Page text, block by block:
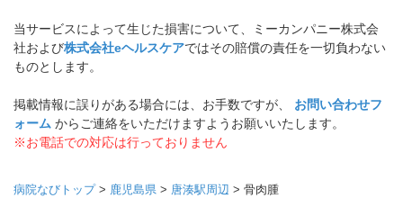
当サービスによって生じた損害について、ミーカンパニー株式会
社および株式会社eヘルスケアではその賠償の責任を一切負わない
ものとします。
掲載情報に誤りがある場合には、お手数ですが、 お問い合わせフ
ォーム からご連絡をいただけますようお願いいたします。
※お電話での対応は行っておりません
病院なびトップ> 鹿児島県 > 唐湊駅周辺 > 骨肉腫